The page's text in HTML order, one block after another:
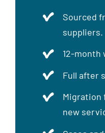
Sourced
suppliers.
12-month
Full after
Migration
new